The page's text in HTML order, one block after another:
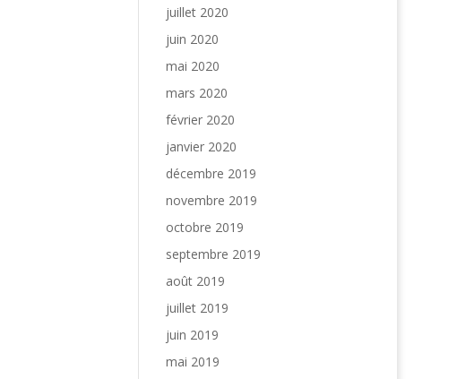
juillet 2020
juin 2020
mai 2020
mars 2020
février 2020
janvier 2020
décembre 2019
novembre 2019
octobre 2019
septembre 2019
août 2019
juillet 2019
juin 2019
mai 2019